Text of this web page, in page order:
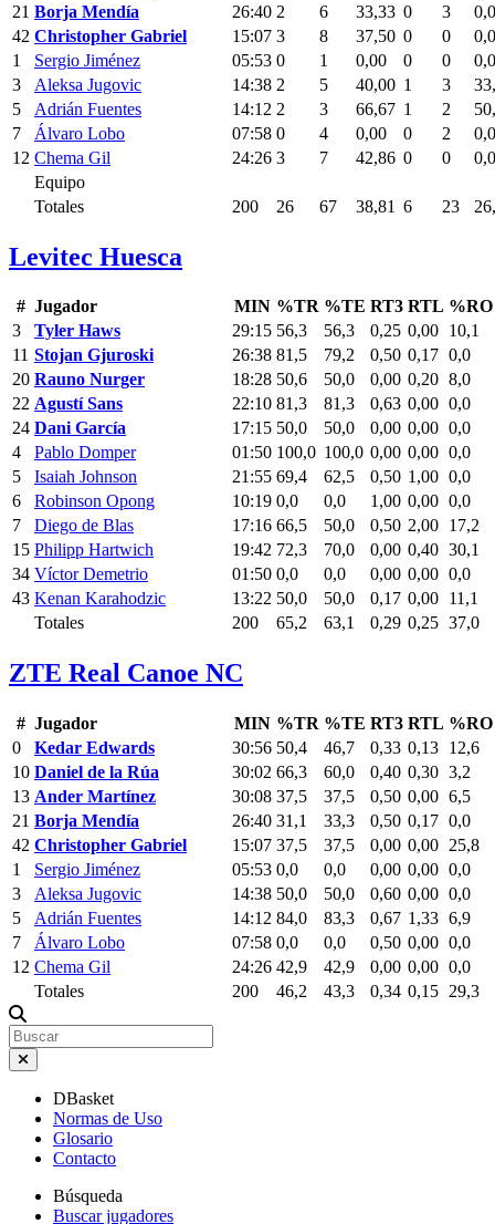
21 Borja Mendía 26:40 2 6 33,33 0 3
42 Christopher Gabriel 15:07 3 8 37,50 0 0
0,0
1
Sergio Jiménez 05:53 0 1 0,00 0 0
0,0
3
Aleksa Jugovic 14:38 2 5 40,00 1 3
5
Adrián Fuentes 14:12 2 3 66,67 1 2
7
Álvaro Lobo 07:58 0 4 0,00 0 2
12 Chema Gil 24:26 3 7 42,86 0 0
0,0
Equipo
Totales
200 26 67 38,81 6 23
Levitec Huesca
# Jugador MIN %TR %TE RT3 RTL %RO
3
Tyler Haws 29:15 56,3 56,3 0,25 0,00 10,1
11 Stojan Gjuroski 26:38 81,5 79,2 0,50 0,17 0,0
20 Rauno Nurger 18:28 50,6 50,0 0,00 0,20 8,0
22 Agustí Sans 22:10 81,3 81,3 0,63 0,00 0,0
24 Dani García 17:15 50,0 50,0 0,00 0,00 0,0
4
Pablo Domper 01:50 100,0 100,0 0,00 0,00 0,0
5
Isaiah Johnson 21:55 69,4 62,5 0,50 1,00 0,0
6
Robinson Opong 10:19 0,0 0,0 1,00 0,00 0,0
7
Diego de Blas 17:16 66,5 50,0 0,50 2,00 17,2
15 Philipp Hartwich 19:42 72,3 70,0 0,00 0,40 30,1
34 Víctor Demetrio 01:50 0,0 0,0 0,00 0,00 0,0
43 Kenan Karahodzic 13:22 50,0 50,0 0,17 0,00 11,1
Totales
200 65,2 63,1 0,29 0,25 37,0
ZTE Real Canoe NC
# Jugador MIN %TR %TE RT3 RTL %RO
0
Kedar Edwards 30:56 50,4 46,7 0,33 0,13 12,6
10 Daniel de la Rúa 30:02 66,3 60,0 0,40 0,30 3,2
13 Ander Martínez 30:08 37,5 37,5 0,50 0,00 6,5
21 Borja Mendía 26:40 31,1 33,3 0,50 0,17 0,0
42 Christopher Gabriel 15:07 37,5 37,5 0,00 0,00 25,8
1
Sergio Jiménez 05:53 0,0 0,0 0,00 0,00 0,0
3
Aleksa Jugovic 14:38 50,0 50,0 0,60 0,00 0,0
5
Adrián Fuentes 14:12 84,0 83,3 0,67 1,33 6,9
7
Álvaro Lobo 07:58 0,0 0,0 0,50 0,00 0,0
12 Chema Gil 24:26 42,9 42,9 0,00 0,00 0,0
Totales
200 46,2 43,3 0,34 0,15 29,3
DBasket
Normas de Uso
Glosario
Contacto
Búsqueda
Buscar jugadores